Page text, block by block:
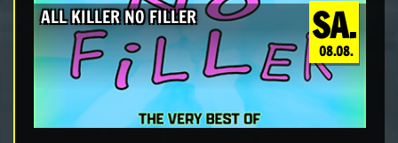
SA.
08.08.
ALL KILLER NO FILLER